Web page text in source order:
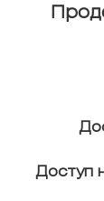
Доступ